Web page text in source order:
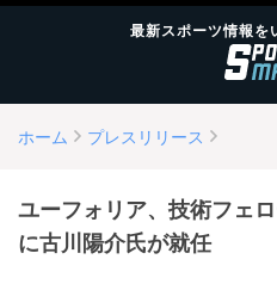
最新スポーツ情報を
ホーム プレスリリース
ユーフォリア、技術フェ
に古川陽介氏が就任